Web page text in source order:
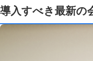
導入すべき最新の